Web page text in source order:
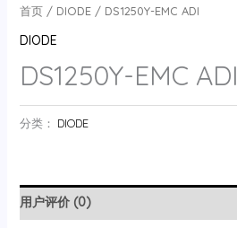
首页/ DIODE/ DS1250Y-EMC ADI
DIODE
DS1250Y-EMC ADI
分类： DIODE
用户评价 (0)